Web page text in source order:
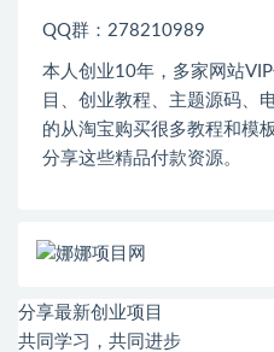
QQ群：278210989
本人创业10年，多家网站VIP
目、创业教程、主题源码、
的从淘宝购买很多教程和模
分享这些精品付款资源。
分享最新创业项目
共同学习，共同进步